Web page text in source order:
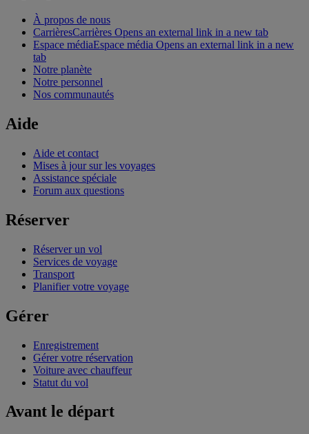
À propos de nous
CarrièresCarrières Opens an external link in a new tab
Espace médiaEspace média Opens an external link in a new
tab
Notre planète
Notre personnel
Nos communautés
Aide
Aide et contact
Mises à jour sur les voyages
Assistance spéciale
Forum aux questions
Réserver
Réserver un vol
Services de voyage
Transport
Planifier votre voyage
Gérer
Enregistrement
Gérer votre réservation
Voiture avec chauffeur
Statut du vol
Avant le départ